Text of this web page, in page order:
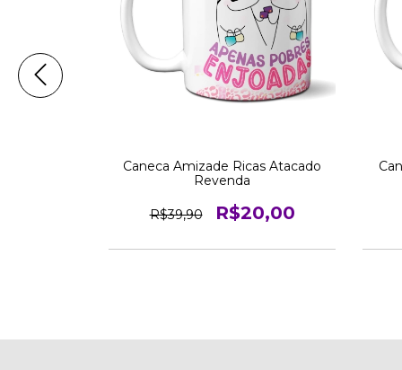
Caneca Amizade Ricas Atacado
Revenda
R$39,90 R$20,00